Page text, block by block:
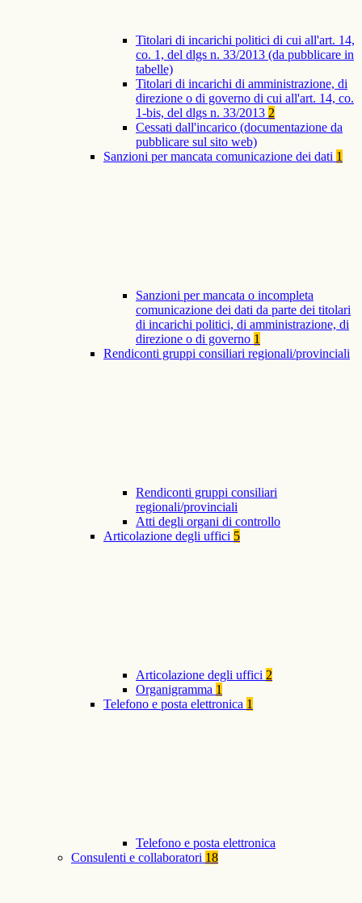
Titolari di incarichi politici di cui all'art. 14,
co. 1, del dlgs n. 33/2013 (da pubblicare in
tabelle)
Titolari di incarichi di amministrazione, di
direzione o di governo di cui all'art. 14, co.
1-bis, del dlgs n. 33/2013 2
Cessati dall'incarico (documentazione da
pubblicare sul sito web)
Sanzioni per mancata comunicazione dei dati 1
Sanzioni per mancata o incompleta
comunicazione dei dati da parte dei titolari
di incarichi politici, di amministrazione, di
direzione o di governo 1
Rendiconti gruppi consiliari regionali/provinciali
Rendiconti gruppi consiliari
regionali/provinciali
Atti degli organi di controllo
Articolazione degli uffici 5
Articolazione degli uffici 2
Organigramma 1
Telefono e posta elettronica 1
Telefono e posta elettronica
Consulenti e collaboratori 18